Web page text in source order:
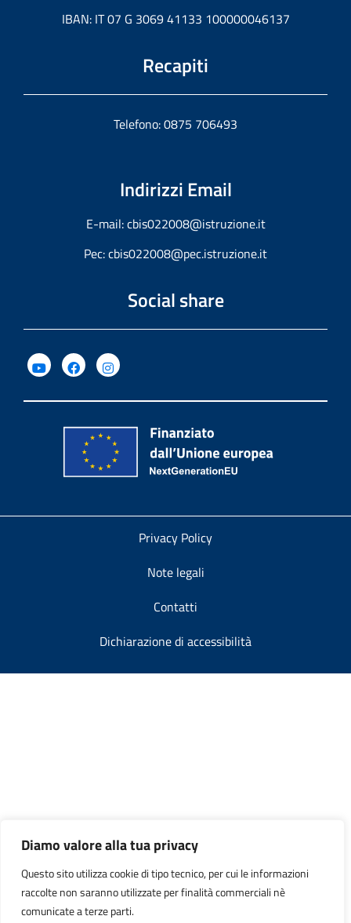
Diamo valore alla tua privacy
Questo sito utilizza cookie di tipo tecnico, per cui le informazioni
raccolte non saranno utilizzate per finalità commerciali nè
comunicate a terze parti.
IBAN: IT 07 G 3069 41133 100000046137
Recapiti
Telefono: 0875 706493
Indirizzi Email
E-mail:cbis022008@istruzione.it
Pec:cbis022008@pec.istruzione.it
Social share
Privacy Policy
Note legali
Contatti
Dichiarazione di accessibilità